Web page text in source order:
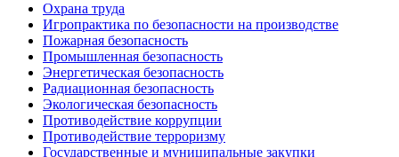
Охрана труда
Игропрактика по безопасности на производстве
Пожарная безопасность
Промышленная безопасность
Энергетическая безопасность
Радиационная безопасность
Экологическая безопасность
Противодействие коррупции
Противодействие терроризму
Государственные и муниципальные закупки